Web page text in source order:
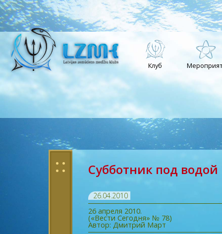
Клуб
: : Субботник под водой
26.04.2010
26 апреля 2010.
(«Вести Сегодня» № 78)
Автор: Дмитрий Март